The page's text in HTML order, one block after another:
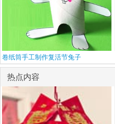
卷纸筒手工制作复活节兔子
热点内容